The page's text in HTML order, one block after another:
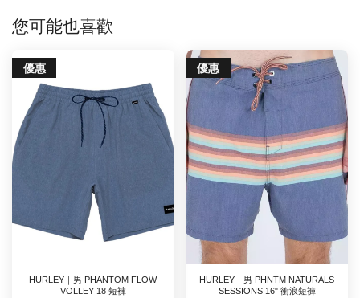
您可能也喜歡
優惠
HURLEY｜男 PHANTOM FLOW
VOLLEY 18 短褲
優惠
HURLEY｜男 PHNTM NATURALS
SESSIONS 16" 衝浪短褲